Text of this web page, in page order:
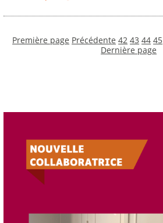
Première page Précédente 42 43 44 45
Dernière page